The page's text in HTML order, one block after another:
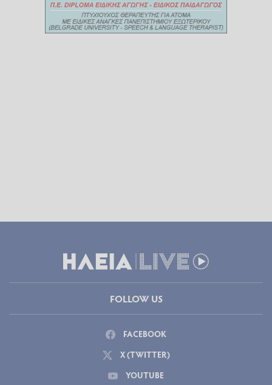
FOLLOW US
FACEBOOK
X (TWITTER)
YOUTUBE